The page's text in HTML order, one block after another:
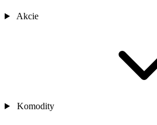
Akcie
Komodity